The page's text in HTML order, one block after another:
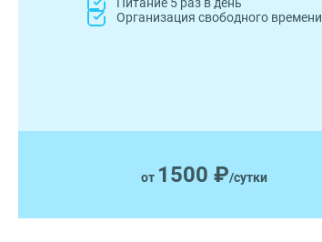
Организация свободного времени
от 1500 ₽/сутки